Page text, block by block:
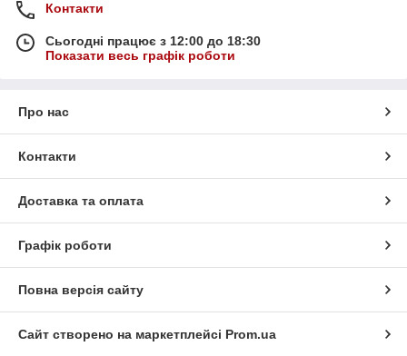
Контакти
Сьогодні працює з 12:00 до 18:30
Показати весь графік роботи
Про нас
Контакти
Доставка та оплата
Графік роботи
Повна версія сайту
Сайт створено на маркетплейсі Prom.ua